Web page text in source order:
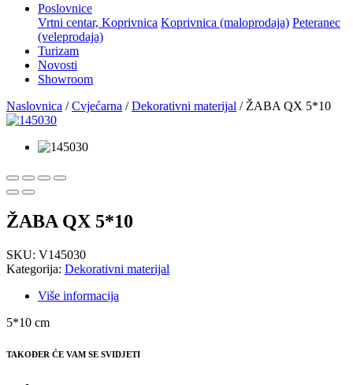
Poslovnice
Vrtni centar, Koprivnica Koprivnica (maloprodaja) Peteranec
(veleprodaja)
Turizam
Novosti
Showroom
Naslovnica /Cvjećarna /Dekorativni materijal / ŽABA QX 5*10
ŽABA QX 5*10
SKU: V145030
Kategorija: Dekorativni materijal
Više informacija
5*10 cm
TAKOĐER ĆE VAM SE SVIDJETI